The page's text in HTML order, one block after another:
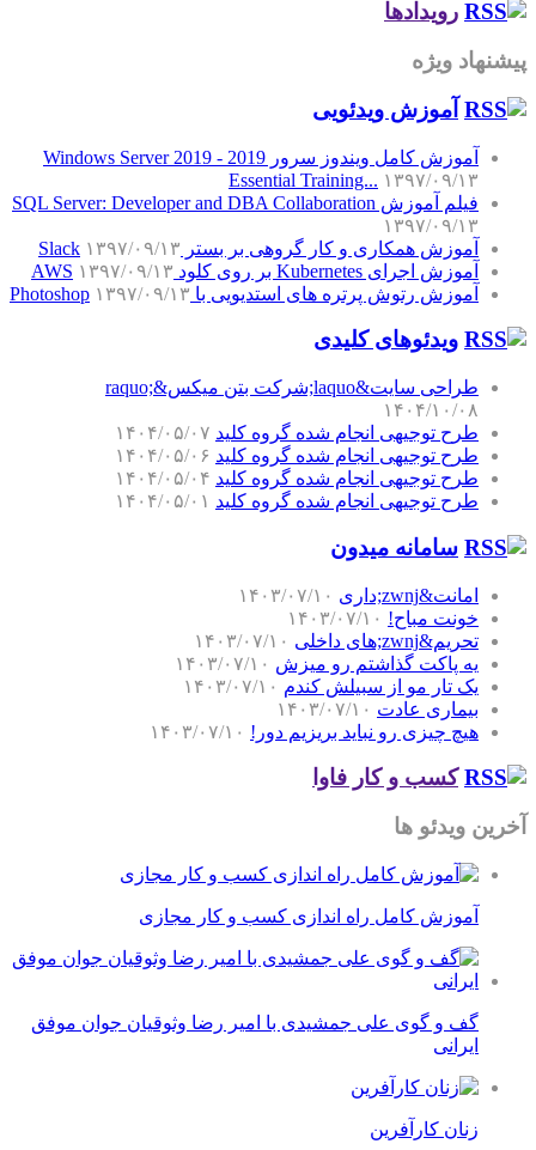
رویدادها
پیشنهاد ویژه
آموزش‌ ویدئویی
آموزش کامل ویندوز سرور 2019 - Windows Server 2019
Essential Training... ۱۳۹۷/۰۹/۱۳
فیلم آموزش SQL Server: Developer and DBA Collaboration
۱۳۹۷/۰۹/۱۳
آموزش همکاری و کار گروهی بر بستر Slack ۱۳۹۷/۰۹/۱۳
آموزش اجرای Kubernetes بر روی کلود AWS
۱۳۹۷/۰۹/۱۳
آموزش رتوش پرتره های استدیویی با Photoshop ۱۳۹۷/۰۹/۱۳
ویدئوهای کلیدی
طراحی سایت&laquo;شرکت بتن میکس&raquo;
۱۴۰۴/۱۰/۰۸
طرح توجیهی انجام شده گروه کلید ۱۴۰۴/۰۵/۰۷
طرح توجیهی انجام شده گروه کلید ۱۴۰۴/۰۵/۰۶
طرح توجیهی انجام شده گروه کلید ۱۴۰۴/۰۵/۰۴
طرح توجیهی انجام شده گروه کلید ۱۴۰۴/۰۵/۰۱
سامانه میدون
امانت&zwnj;داری
۱۴۰۳/۰۷/۱۰
خونت مباح! ۱۴۰۳/۰۷/۱۰
تحریم&zwnj;های داخلی
۱۴۰۳/۰۷/۱۰
یه پاکت گذاشتم رو میزش ۱۴۰۳/۰۷/۱۰
یک تار مو از سبیلش کندم ۱۴۰۳/۰۷/۱۰
بیماری عادت ۱۴۰۳/۰۷/۱۰
هیچ چیزی رو نباید بریزیم دور! ۱۴۰۳/۰۷/۱۰
کسب و کار فاوا
آخرین ویدئو ها
آموزش کامل راه اندازی کسب و کار مجازی
گف و گوی علی جمشیدی با امیر رضا وثوقیان جوان موفق
ایرانی
زنان کارآفرین